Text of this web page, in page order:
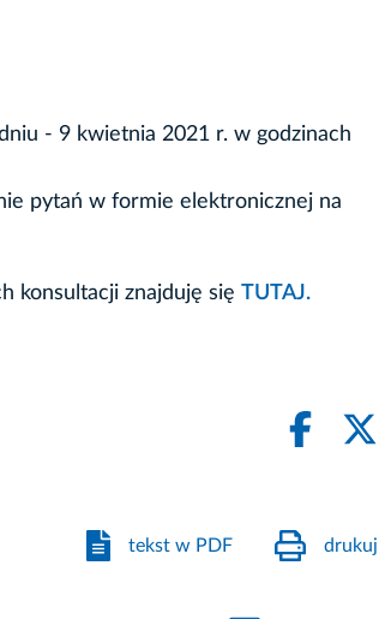
- 9 kwietnia 2021 r. w godzinach
pytań w formie elektronicznej na
konsultacji znajduję się TUTAJ.
tekst w PDF drukuj